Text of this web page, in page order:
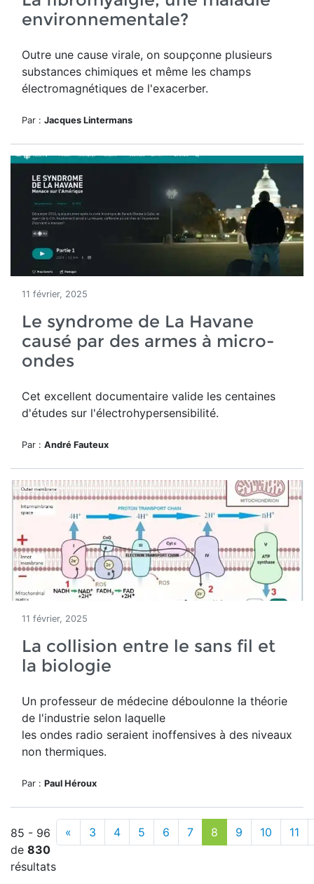
environnementale?
Outre une cause virale, on soupçonne plusieurs
substances chimiques et même les champs
électromagnétiques de l'exacerber.
Par : Jacques Lintermans
11 février, 2025
Le syndrome de La Havane
causé par des armes à micro-
ondes
Cet excellent documentaire valide les centaines
d'études sur l'électrohypersensibilité.
Par : André Fauteux
11 février, 2025
La collision entre le sans fil et
la biologie
Un professeur de médecine déboulonne la théorie
de l'industrie selon laquelle
les ondes radio seraient inoffensives à des niveaux
non thermiques.
Par : Paul Héroux
85 - 96
de 830
résultats
« 3 4 5 6 7 8 9 10 11